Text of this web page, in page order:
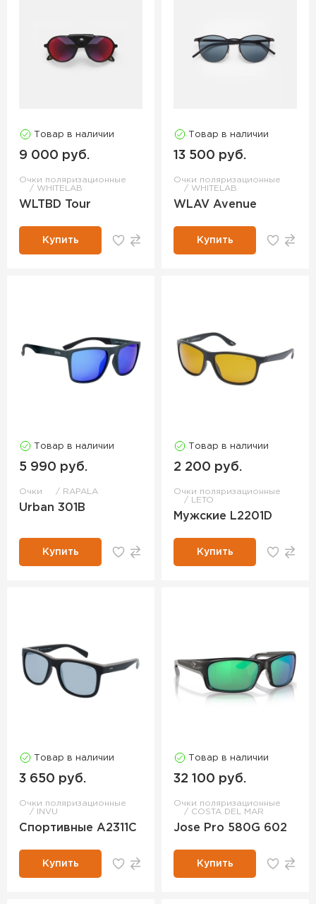
Товар в наличии
9 000 руб.
Очки поляризационные
WHITELAB
WLTBD Tour
Купить
Товар в наличии
13 500 руб.
Очки поляризационные
WHITELAB
WLAV Avenue
Купить
Товар в наличии
5 990 руб.
Очки RAPALA
Urban 301B
Купить
Товар в наличии
2 200 руб.
Очки поляризационные
LETO
Мужские L2201D
Купить
Товар в наличии
3 650 руб.
Очки поляризационные
INVU
Спортивные A2311C
Купить
Товар в наличии
32 100 руб.
Очки поляризационные
COSTA DEL MAR
Jose Pro 580G 602
Купить